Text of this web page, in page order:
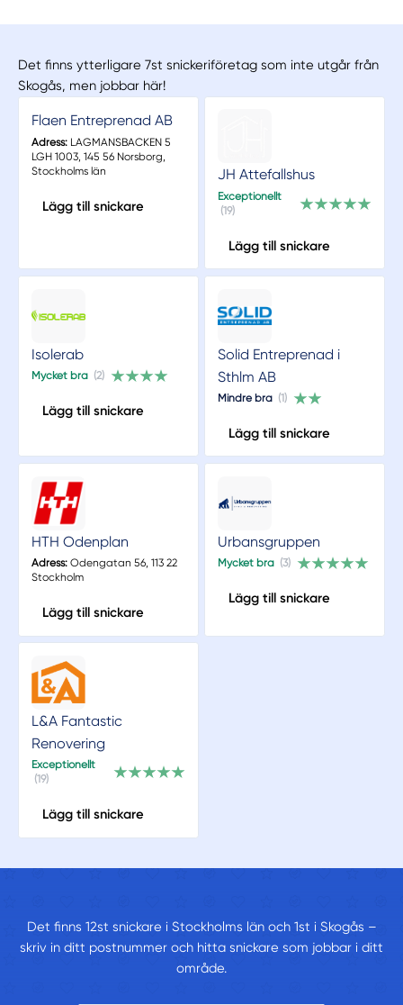
Det finns ytterligare 7st snickeriföretag som inte utgår från
Skogås, men jobbar här!
Flaen Entreprenad AB
Adress:LAGMANSBACKEN 5
LGH 1003, 145 56 Norsborg,
Stockholms län
Lägg till snickare
JH Attefallshus
Exceptionellt
(19)
Lägg till snickare
Isolerab
Mycket bra (2)
Lägg till snickare
Solid Entreprenad i
Sthlm AB
Mindre bra (1)
Lägg till snickare
HTH Odenplan
Adress:Odengatan 56, 113 22
Stockholm
Lägg till snickare
Urbansgruppen
Mycket bra (3)
Lägg till snickare
L&A Fantastic
Renovering
Exceptionellt
(19)
Lägg till snickare
Det finns 12st snickare i Stockholms län och 1st i Skogås –
skriv in ditt postnummer och hitta snickare som jobbar i ditt
område.